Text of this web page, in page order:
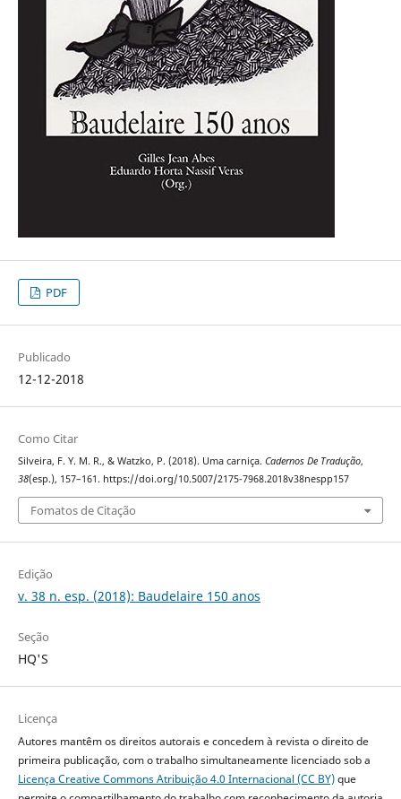
PDF
Publicado
12-12-2018
Como Citar
Silveira, F. Y. M. R., & Watzko, P. (2018). Uma carniça. Cadernos De Tradução,
38(esp.), 157–161. https://doi.org/10.5007/2175-7968.2018v38nespp157
Fomatos de Citação
Edição
v. 38 n. esp. (2018): Baudelaire 150 anos
Seção
HQ'S
Licença
Autores mantêm os direitos autorais e concedem à revista o direito de
primeira publicação, com o trabalho simultaneamente licenciado sob a
Licença Creative Commons Atribuição 4.0 Internacional (CC BY)que